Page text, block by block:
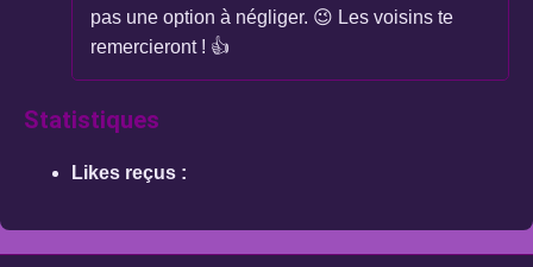
pas une option à négliger. 😉 Les voisins te
remercieront ! 👍
Statistiques
Likes reçus :